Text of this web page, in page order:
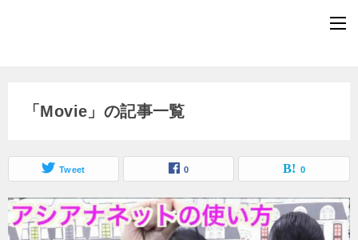
「Movie」の記事一覧
Tweet 0 0